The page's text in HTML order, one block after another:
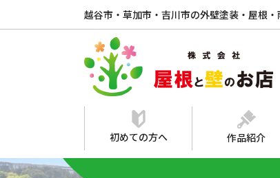
越谷市・草加市・吉川市の外壁塗装・屋根
初めての方へ 作品紹介